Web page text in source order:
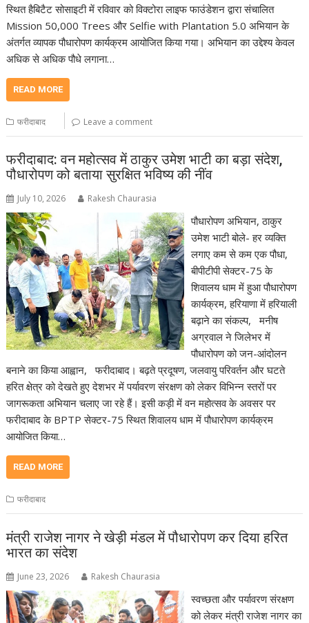
स्थित हैबिटैट सोसाइटी में रविवार को विक्टोरा लाइफ फाउंडेशन द्वारा संचालित
Mission 50,000 Trees और Selfie with Plantation 5.0 अभियान के
अंतर्गत व्यापक पौधारोपण कार्यक्रम आयोजित किया गया। अभियान का उद्देश्य केवल
अधिक से अधिक पौधे लगाना…
READ MORE
फरीदाबाद Leave a comment
फरीदाबाद: वन महोत्सव में ठाकुर उमेश भाटी का बड़ा संदेश,
पौधारोपण को बताया सुरक्षित भविष्य की नींव
July 10, 2026 Rakesh Chaurasia
पौधारोपण अभियान, ठाकुर
उमेश भाटी बोले- हर व्यक्ति
लगाए कम से कम एक पौधा,
बीपीटीपी सेक्टर-75 के
शिवालय धाम में हुआ पौधारोपण
कार्यक्रम, हरियाणा में हरियाली
बढ़ाने का संकल्प, मनीष
अग्रवाल ने जिलेभर में
पौधारोपण को जन-आंदोलन
बनाने का किया आह्वान, फरीदाबाद। बढ़ते प्रदूषण, जलवायु परिवर्तन और घटते
हरित क्षेत्र को देखते हुए देशभर में पर्यावरण संरक्षण को लेकर विभिन्न स्तरों पर
जागरूकता अभियान चलाए जा रहे हैं। इसी कड़ी में वन महोत्सव के अवसर पर
फरीदाबाद के BPTP सेक्टर-75 स्थित शिवालय धाम में पौधारोपण कार्यक्रम
आयोजित किया…
READ MORE
फरीदाबाद
मंत्री राजेश नागर ने खेड़ी मंडल में पौधारोपण कर दिया हरित
भारत का संदेश
June 23, 2026 Rakesh Chaurasia
स्वच्छता और पर्यावरण संरक्षण
को लेकर मंत्री राजेश नागर का